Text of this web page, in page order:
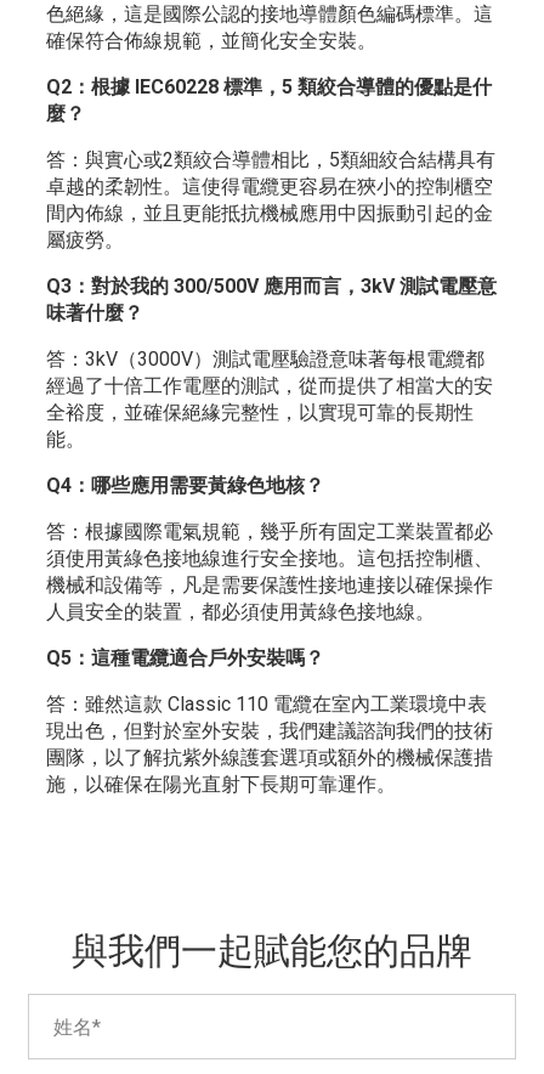
色絕緣，這是國際公認的接地導體顏色編碼標準。這
確保符合佈線規範，並簡化安全安裝。
Q2：根據 IEC60228 標準，5 類絞合導體的優點是什
麼？
答：與實心或2類絞合導體相比，5類細絞合結構具有
卓越的柔韌性。這使得電纜更容易在狹小的控制櫃空
間內佈線，並且更能抵抗機械應用中因振動引起的金
屬疲勞。
Q3：對於我的 300/500V 應用而言，3kV 測試電壓意
味著什麼？
答：3kV（3000V）測試電壓驗證意味著每根電纜都
經過了十倍工作電壓的測試，從而提供了相當大的安
全裕度，並確保絕緣完整性，以實現可靠的長期性
能。
Q4：哪些應用需要黃綠色地核？
答：根據國際電氣規範，幾乎所有固定工業裝置都必
須使用黃綠色接地線進行安全接地。這包括控制櫃、
機械和設備等，凡是需要保護性接地連接以確保操作
人員安全的裝置，都必須使用黃綠色接地線。
Q5：這種電纜適合戶外安裝嗎？
答：雖然這款 Classic 110 電纜在室內工業環境中表
現出色，但對於室外安裝，我們建議諮詢我們的技術
團隊，以了解抗紫外線護套選項或額外的機械保護措
施，以確保在陽光直射下長期可靠運作。
與我們一起賦能您的品牌